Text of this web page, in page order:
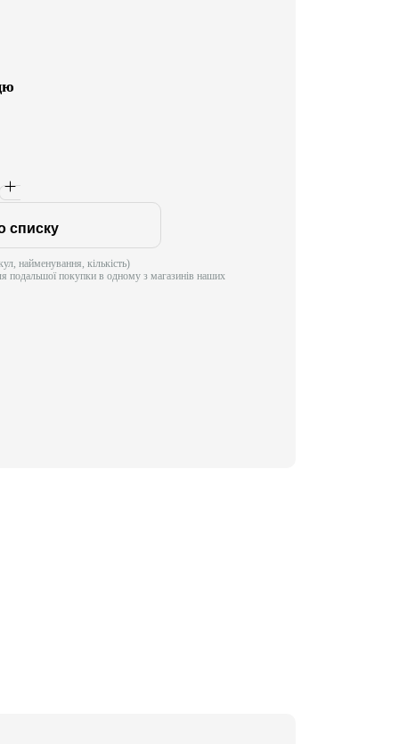
списку
найменування, кількість)
подальшої покупки в одному з магазинів наших